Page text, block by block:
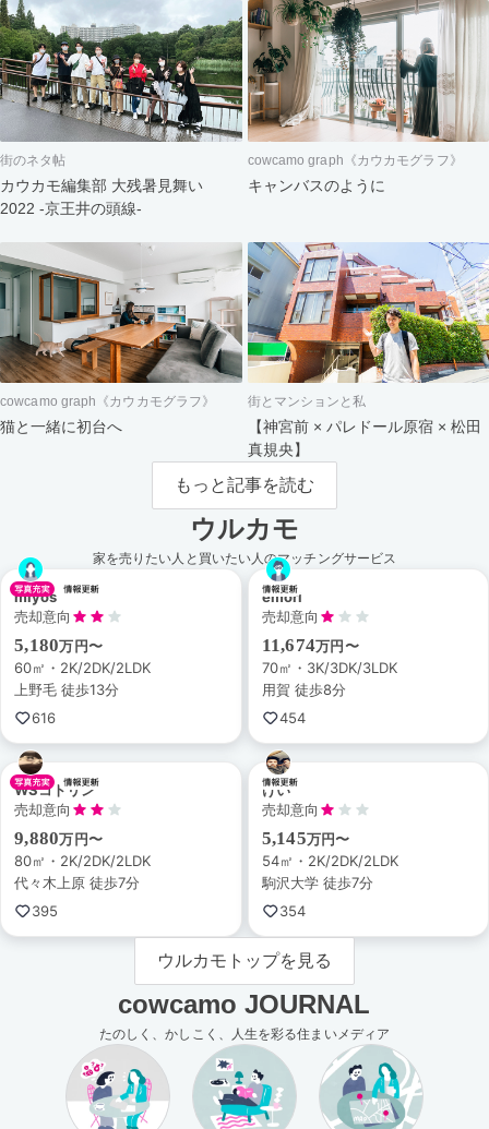
街のネタ帖
カウカモ編集部 大残暑見舞い
2022 -京王井の頭線-
cowcamo graph《カウカモグラフ》
キャンバスのように
cowcamo graph《カウカモグラフ》
猫と一緒に初台へ
街とマンションと私
【神宮前 × パレドール原宿 × 松田
真規央】
もっと記事を読む
ウルカモ
家を売りたい人と買いたい人のマッチングサービス
miyos
売却意向
5,180万円〜
60㎡・2K/2DK/2LDK
上野毛 徒歩13分
616
emori
売却意向
11,674万円〜
70㎡・3K/3DK/3LDK
用賀 徒歩8分
454
WSコトリン
売却意向
9,880万円〜
80㎡・2K/2DK/2LDK
代々木上原 徒歩7分
395
けい
売却意向
5,145万円〜
54㎡・2K/2DK/2LDK
駒沢大学 徒歩7分
354
ウルカモトップを見る
cowcamo JOURNAL
たのしく、かしこく、人生を彩る住まいメディア